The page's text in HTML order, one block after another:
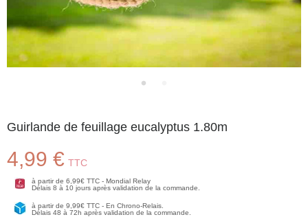
Guirlande de feuillage eucalyptus 1.80m
4,99 € TTC
à partir de 6,99€ TTC - Mondial Relay
Délais 8 à 10 jours après validation de la commande.
à partir de 9,99€ TTC - En Chrono-Relais.
Délais 48 à 72h après validation de la commande.